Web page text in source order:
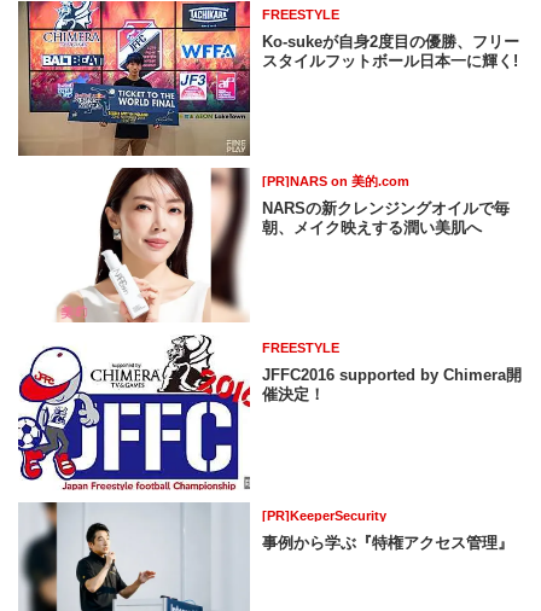
FREESTYLE
Ko-sukeが自身2度目の優勝、フリー
スタイルフットボール日本一に輝く!
[PR]NARS on 美的.com
NARSの新クレンジングオイルで毎
朝、メイク映えする潤い美肌へ
FREESTYLE
JFFC2016 supported by Chimera開
催決定！
[PR]KeeperSecurity
事例から学ぶ『特権アクセス管理』